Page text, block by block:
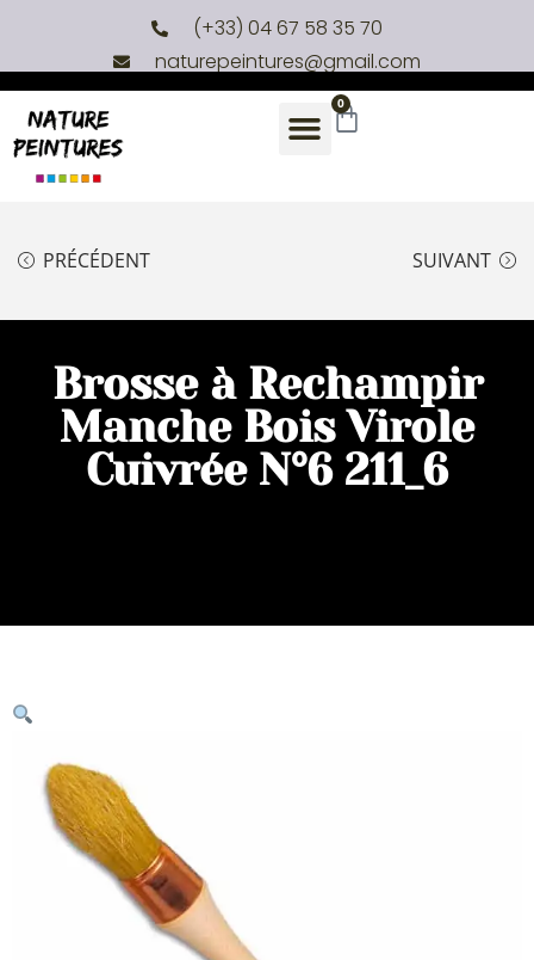
(+33) 04 67 58 35 70
naturepeintures@gmail.com
0
PRÉCÉDENT SUIVANT
Brosse à Rechampir
Manche Bois Virole
Cuivrée N°6 211_6